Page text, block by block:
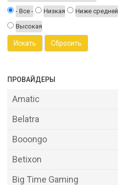
- Все - Низкая Ниже средней
Высокая
ПРОВАЙДЕРЫ
Amatic
Belatra
Booongo
Betixon
Big Time Gaming